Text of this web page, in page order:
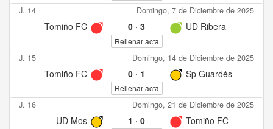
J. 14 Domingo, 7 de Diciembre de 2025
Tomiño FC 0· 3 UD Ribera
Rellenar acta
J. 15 Domingo, 14 de Diciembre de 2025
Tomiño FC 0· 1 Sp Guardés
Rellenar acta
J. 16 Domingo, 21 de Diciembre de 2025
UD Mos 1 · 0 Tomiño FC